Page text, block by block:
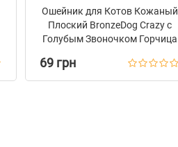
Ошейник для Котов Кожаный
Плоский BronzeDog Crazy с
Голубым Звоночком Горчица
69 грн